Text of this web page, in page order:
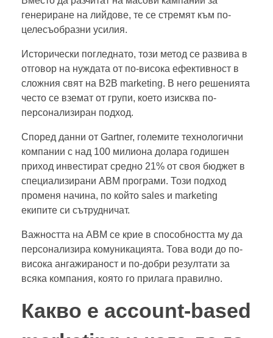
генериране на лийдове, те се стремят към по-
целесъобразни усилия.
Исторически погледнато, този метод се развива в
отговор на нуждата от по-висока ефективност в
сложния свят на B2B marketing. В него решенията
често се вземат от групи, което изисква по-
персонализиран подход.
Според данни от Gartner, големите технологични
компании с над 100 милиона долара годишен
приход инвестират средно 21% от своя бюджет в
специализирани ABM програми. Този подход
променя начина, по който sales и marketing
екипите си сътрудничат.
Важността на ABM се крие в способността му да
персонализира комуникацията. Това води до по-
висока ангажираност и по-добри резултати за
всяка компания, която го прилага правилно.
Какво е account-based